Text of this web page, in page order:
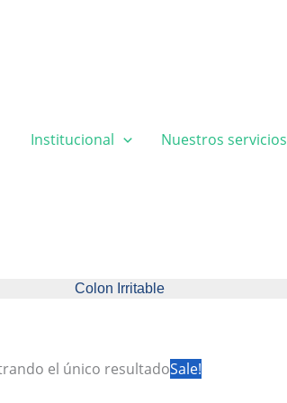
Institucional Nuestros servicios
Colon Irritable
el único resultadoSale!